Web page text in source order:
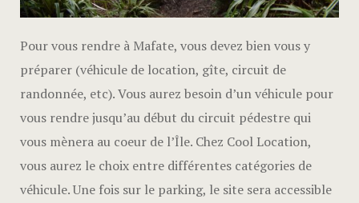
Pour vous rendre à Mafate, vous devez bien vous y
préparer (véhicule de location, gîte, circuit de
randonnée, etc). Vous aurez besoin d’un véhicule pour
vous rendre jusqu’au début du circuit pédestre qui
vous mènera au coeur de l’Île. Chez Cool Location,
vous aurez le choix entre différentes catégories de
véhicule. Une fois sur le parking, le site sera accessible